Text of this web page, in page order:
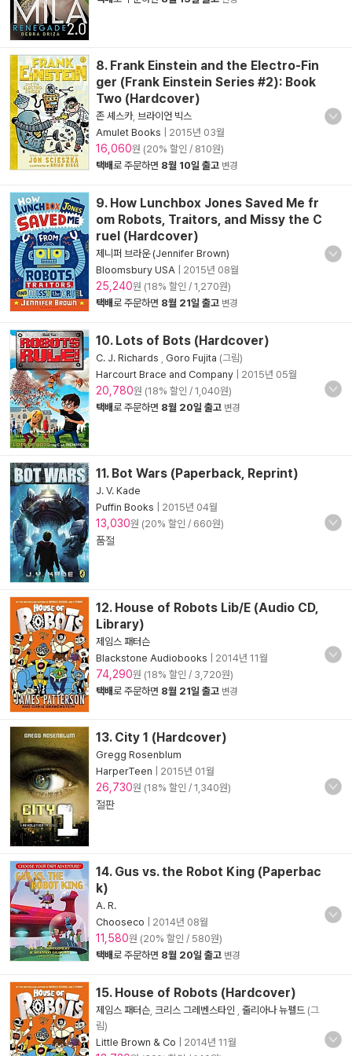
8. Frank Einstein and the Electro-Fin
ger (Frank Einstein Series #2): Book
Two (Hardcover)
존 셰스카, 브라이언 빅스
Amulet Books
2015년 03월
16,060원 (20% 할인 / 810원)
택배로 주문하면 8월 10일 출고 변경
9. How Lunchbox Jones Saved Me fr
om Robots, Traitors, and Missy the C
ruel (Hardcover)
제니퍼 브라운 (Jennifer Brown)
Bloomsbury USA
2015년 08월
25,240원 (18% 할인 / 1,270원)
택배로 주문하면 8월 21일 출고 변경
10. Lots of Bots (Hardcover)
C. J. Richards Goro Fujita (그림)
Harcourt Brace and Company
2015년 05월
20,780원 (18% 할인 / 1,040원)
택배로 주문하면 8월 20일 출고 변경
11. Bot Wars (Paperback, Reprint)
J. V. Kade
Puffin Books
2015년 04월
13,030원 (20% 할인 / 660원)
품절
12. House of Robots Lib/E (Audio CD,
Library)
제임스 패터슨
Blackstone Audiobooks
2014년 11월
74,290원 (18% 할인 / 3,720원)
택배로 주문하면 8월 21일 출고 변경
13. City 1 (Hardcover)
Gregg Rosenblum
HarperTeen
2015년 01월
26,730원 (18% 할인 / 1,340원)
절판
14. Gus vs. the Robot King (Paperbac
k)
A. R.
Chooseco
2014년 08월
11,580원 (20% 할인 / 580원)
택배로 주문하면 8월 20일 출고 변경
15. House of Robots (Hardcover)
제임스 패터슨 크리스 그레벤스타인 줄리아나 뉴펠드 (그
림)
Little Brown & Co
2014년 11월